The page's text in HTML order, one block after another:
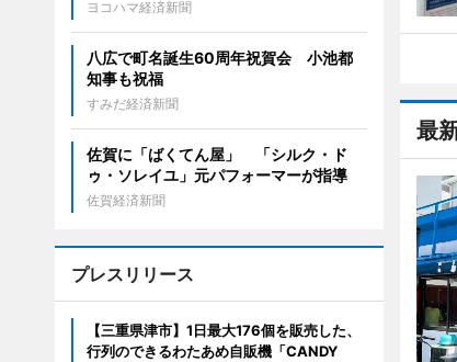
最
ヨコハマ経済新聞
八広で町名誕生60周年祝賀会 小池都
知事も祝福
すみだ経済新聞
佐賀に「ばくてん屋」 「シルク・ド
ゥ・ソレイユ」元パフォーマーが指導
佐賀経済新聞
プレスリリース
【三重県津市】1日最大176個を販売した、
行列のできるわたあめ自販機「CANDY